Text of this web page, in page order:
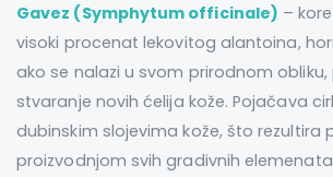
Gavez (Symphytum officinale) –
visoki procenat lekovitog alantoina,
ako se nalazi u svom prirodnom
stvaranje novih ćelija kože. Pojačava
dubinskim slojevima kože, što rezultira
proizvodnjom svih gradivnih